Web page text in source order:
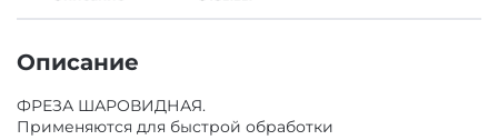
ДЕЗИНФИЦИРУЮЩИЕ СРЕДСТВА,
ОБОРУДОВАНИЕ И ЗАПАСНЫЕ ЧАСТИ
Описание
ФРЕЗА ШАРОВИДНАЯ.
Применяются для быстрой обработки